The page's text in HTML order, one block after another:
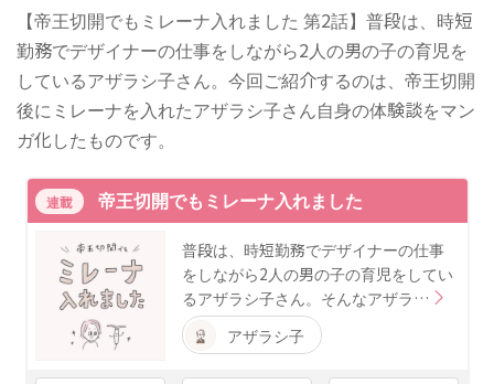
【帝王切開でもミレーナ入れました 第2話】普段は、時短
勤務でデザイナーの仕事をしながら2人の男の子の育児を
しているアザラシ子さん。今回ご紹介するのは、帝王切開
後にミレーナを入れたアザラシ子さん自身の体験談をマン
ガ化したものです。
連載 帝王切開でもミレーナ入れました
普段は、時短勤務でデザイナーの仕事
をしながら2人の男の子の育児をしてい
るアザラシ子さん。そんなアザラ…
アザラシ子